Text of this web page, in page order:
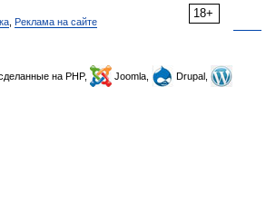
18+
Реклама на сайте
сделанные на PHP, Joomla,
Drupal,